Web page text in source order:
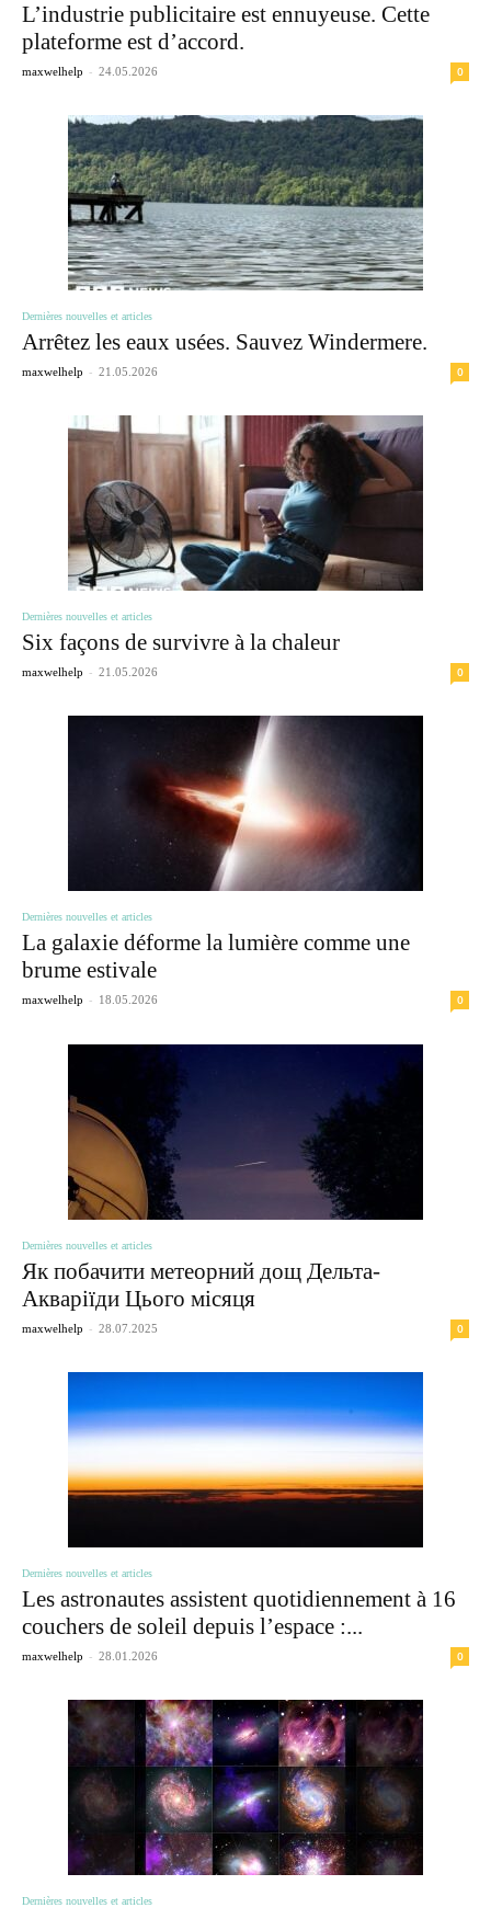
L’industrie publicitaire est ennuyeuse. Cette
plateforme est d’accord.
maxwelhelp - 24.05.2026 0
Dernières nouvelles et articles
Arrêtez les eaux usées. Sauvez Windermere.
maxwelhelp - 21.05.2026 0
Dernières nouvelles et articles
Six façons de survivre à la chaleur
maxwelhelp - 21.05.2026 0
Dernières nouvelles et articles
La galaxie déforme la lumière comme une
brume estivale
maxwelhelp - 18.05.2026 0
Dernières nouvelles et articles
Як побачити метеорний дощ Дельта-
Акваріїди Цього місяця
maxwelhelp - 28.07.2025 0
Dernières nouvelles et articles
Les astronautes assistent quotidiennement à 16
couchers de soleil depuis l’espace :...
maxwelhelp - 28.01.2026 0
Dernières nouvelles et articles